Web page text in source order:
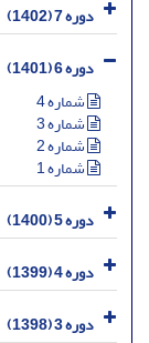
دوره 7 (1402)
دوره 6 (1401)
شماره 4
شماره 3
شماره 2
شماره 1
دوره 5 (1400)
دوره 4 (1399)
دوره 3 (1398)